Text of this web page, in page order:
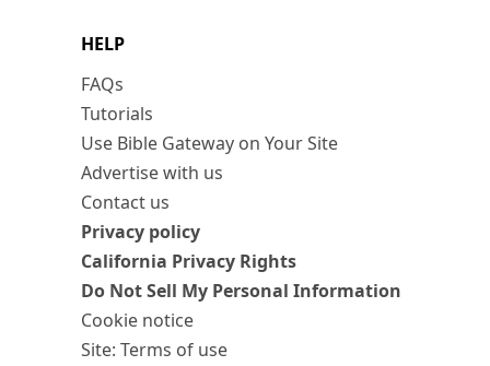
HELP
FAQs
Tutorials
Use Bible Gateway on Your Site
Advertise with us
Contact us
Privacy policy
California Privacy Rights
Do Not Sell My Personal Information
Cookie notice
Site: Terms of use